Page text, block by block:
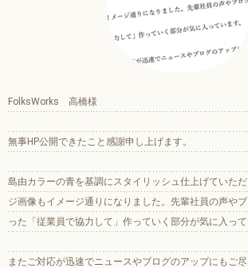
FolksWorks 高橋様
無事HP公開できたこと感謝申し上げます。
島由カラーの青を基調にスタイリッシュ仕上げていた
ジ画像もイメージ通りになりました。先輩社員の声や
った「従業員で協力して」作っていく部分が気に入って
またご対応が迅速でニュースやブログのアップにもご